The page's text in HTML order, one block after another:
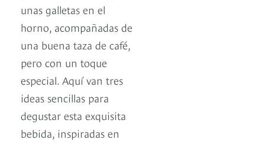
unas galletas en el
horno, acompañadas de
una buena taza de café,
pero con un toque
especial. Aquí van tres
ideas sencillas para
degustar esta exquisita
bebida, inspiradas en